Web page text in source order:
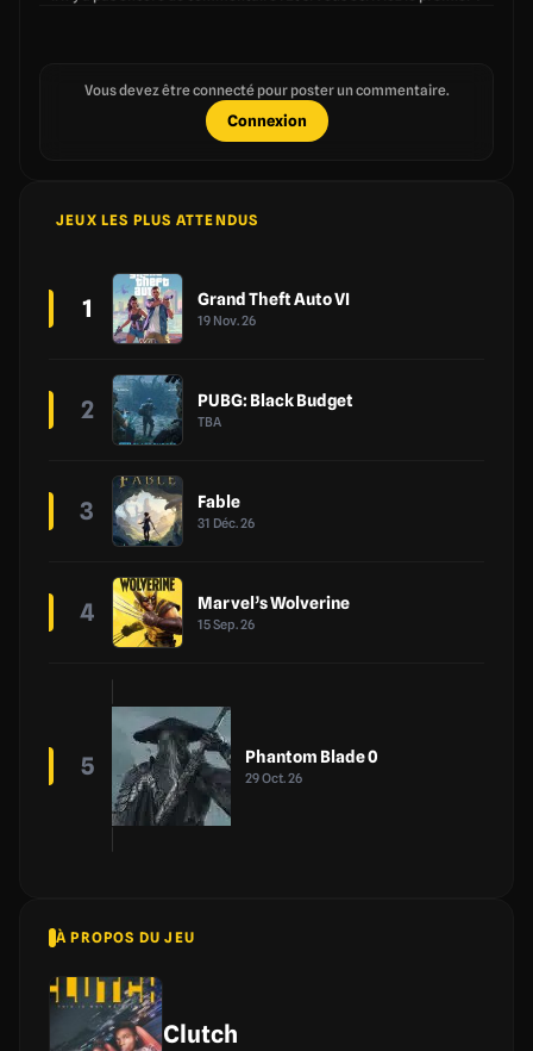
Vous devez être connecté pour poster un commentaire.
Connexion
JEUX LES PLUS ATTENDUS
1 Grand Theft Auto VI
19 Nov. 26
2 PUBG: Black Budget
TBA
3 Fable
31 Déc. 26
4 Marvel’s Wolverine
15 Sep. 26
5 Phantom Blade 0
29 Oct. 26
À PROPOS DU JEU
Clutch